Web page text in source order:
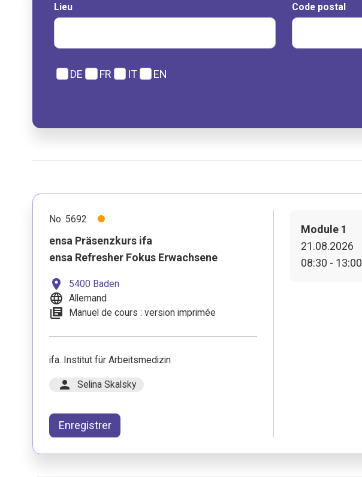
Lieu Code postal
DE FR IT EN
No. 5692
ensa Präsenzkurs ifa
ensa Refresher Fokus Erwachsene
location_on 5400 Baden
language Allemand
library_books Manuel de cours : version imprimée
ifa. Institut für Arbeitsmedizin
person Selina Skalsky
Enregistrer
Module 1
21.08.2026
08:30 - 13:00